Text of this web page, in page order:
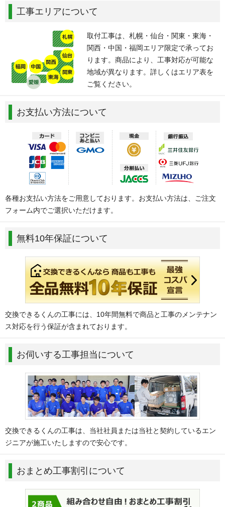
工事エリアについて
取付工事は、札幌・仙台・関東・東海・
関西・中国・福岡エリア限定で承ってお
ります。商品により、工事対応が可能な
地域が異なります。詳しくはエリア表を
ご覧ください。
お支払い方法について
各種お支払い方法をご用意しております。お支払い方法は、ご注文
フォーム内でご選択いただけます。
無料10年保証について
交換できるくんの工事には、10年間無料で商品と工事のメンテナン
ス対応を行う保証が含まれております。
お伺いする工事担当について
交換できるくんの工事は、当社社員または当社と契約しているエン
ジニアが施工いたしますので安心です。
おまとめ工事割引について